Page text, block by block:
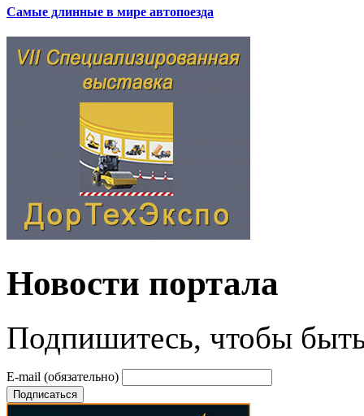
Самые длинные в мире автопоезда
Новости портала
Подпишитесь, чтобы
E-mail (обязательно)